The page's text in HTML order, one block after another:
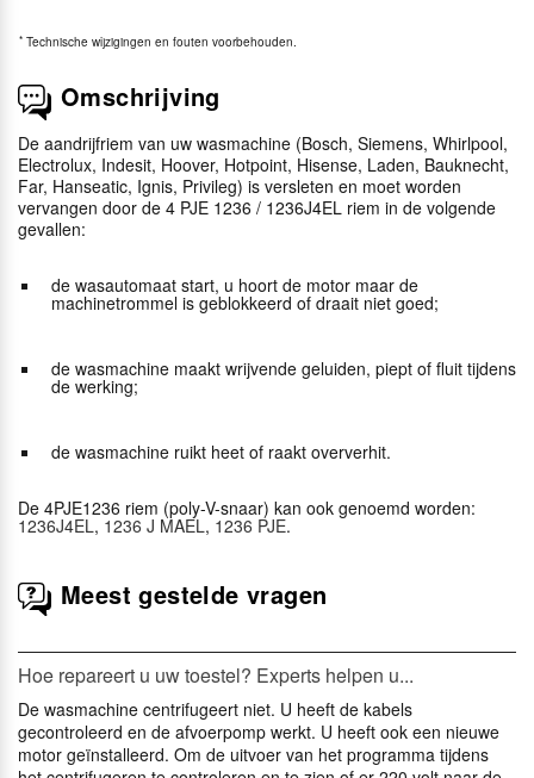
* Technische wijzigingen en fouten voorbehouden.
Omschrijving
De aandrijfriem van uw wasmachine (Bosch, Siemens, Whirlpool,
Electrolux, Indesit, Hoover, Hotpoint, Hisense, Laden, Bauknecht,
Far, Hanseatic, Ignis, Privileg) is versleten en moet worden
vervangen door de 4 PJE 1236 / 1236J4EL riem in de volgende
gevallen:
de wasautomaat start, u hoort de motor maar de
machinetrommel is geblokkeerd of draait niet goed;
de wasmachine maakt wrijvende geluiden, piept of fluit tijdens
de werking;
de wasmachine ruikt heet of raakt oververhit.
De 4PJE1236 riem (poly-V-snaar) kan ook genoemd worden:
1236J4EL, 1236 J MAEL, 1236 PJE.
Meest gestelde vragen
Hoe repareert u uw toestel? Experts helpen u...
De wasmachine centrifugeert niet. U heeft de kabels
gecontroleerd en de afvoerpomp werkt. U heeft ook een nieuwe
motor geïnstalleerd. Om de uitvoer van het programma tijdens